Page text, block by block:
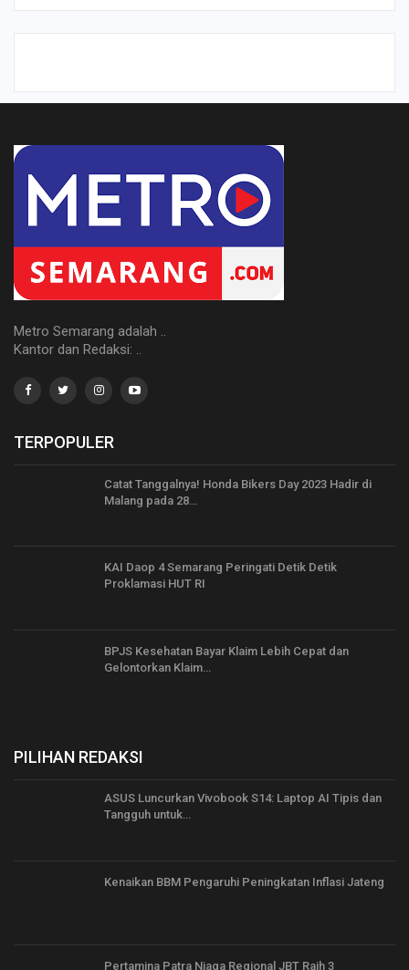
Metro Semarang adalah ..
Kantor dan Redaksi: ..
TERPOPULER
Catat Tanggalnya! Honda Bikers Day 2023 Hadir di
Malang pada 28…
KAI Daop 4 Semarang Peringati Detik Detik
Proklamasi HUT RI
BPJS Kesehatan Bayar Klaim Lebih Cepat dan
Gelontorkan Klaim…
PILIHAN REDAKSI
ASUS Luncurkan Vivobook S14: Laptop AI Tipis dan
Tangguh untuk…
Kenaikan BBM Pengaruhi Peningkatan Inflasi Jateng
Pertamina Patra Niaga Regional JBT Raih 3